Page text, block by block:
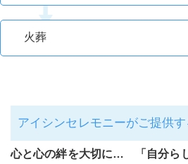
火葬
アイシンセレモニーがご提供
心と心の絆を大切に… 「自分ら